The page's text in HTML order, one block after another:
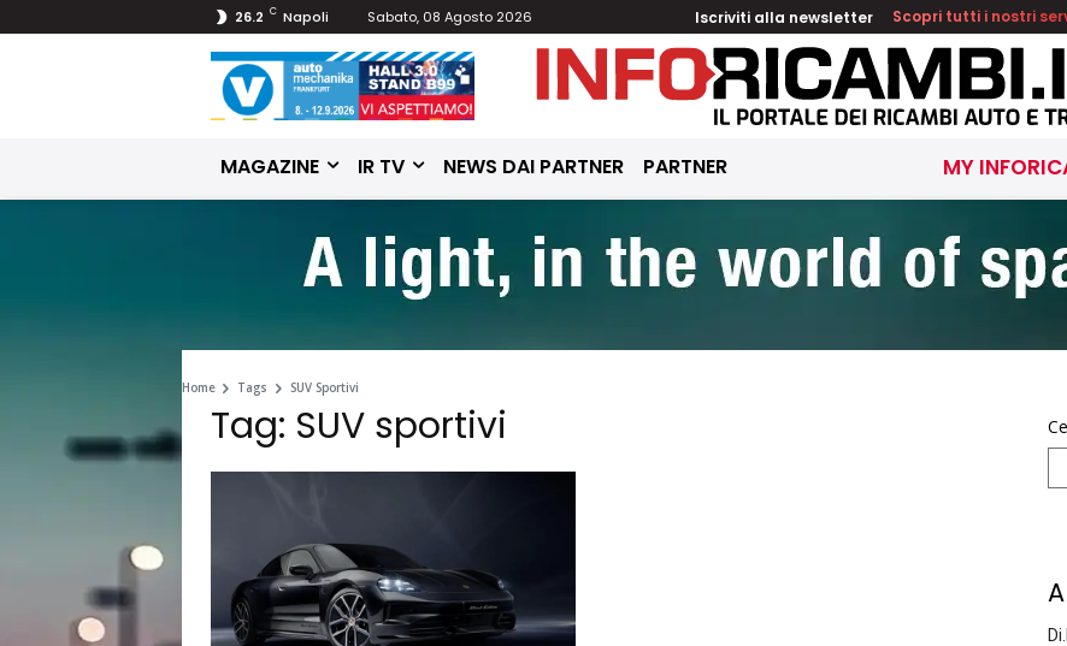
26.2 C Napoli Sabato, 08 Agosto 2026 Iscriviti alla newsletter Scopri tutti i nostri
MAGAZINE IR TV NEWS DAI PARTNER PARTNER MY
Home Tags SUV Sportivi
Tag: SUV sportivi